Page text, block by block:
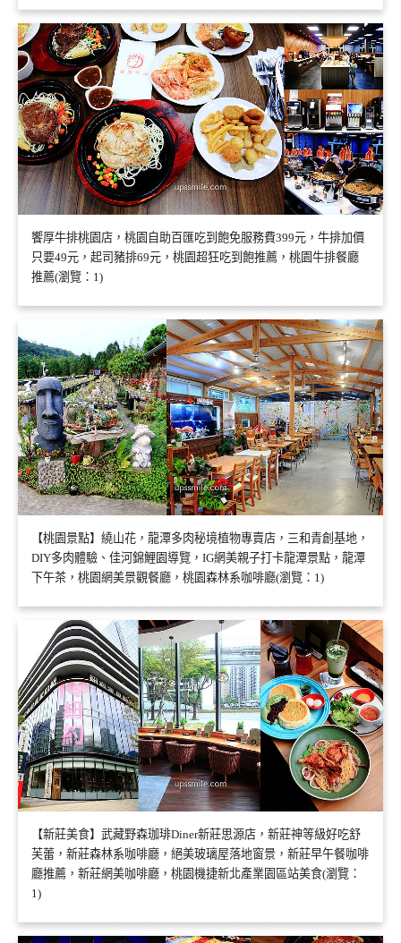
饗厚牛排桃園店，桃園自助百匯吃到飽免服務費399元，牛排加價
只要49元，起司豬排69元，桃園超狂吃到飽推薦，桃園牛排餐廳
推薦(瀏覽：1)
【桃園景點】繞山花，龍潭多肉秘境植物專賣店，三和青創基地，
DIY多肉體驗、佳河錦鯉園導覽，IG網美親子打卡龍潭景點，龍潭
下午茶，桃園網美景觀餐廳，桃園森林系咖啡廳(瀏覽：1)
【新莊美食】武藏野森珈琲Diner新莊思源店，新莊神等級好吃舒
芙蕾，新莊森林系咖啡廳，絕美玻璃屋落地窗景，新莊早午餐咖啡
廳推薦，新莊網美咖啡廳，桃園機捷新北產業園區站美食(瀏覽：
1)